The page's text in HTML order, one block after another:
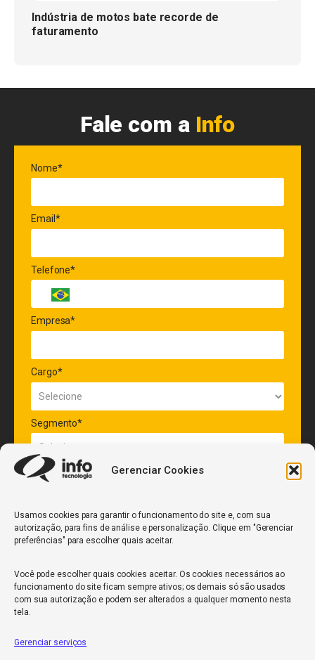
Gerenciar Cookies
Usamos cookies para garantir o funcionamento do site e, com sua
autorização, para fins de análise e personalização. Clique em "Gerenciar
preferências" para escolher quais aceitar.
Você pode escolher quais cookies aceitar. Os cookies necessários ao
funcionamento do site ficam sempre ativos; os demais só são usados
com sua autorização e podem ser alterados a qualquer momento nesta
tela.
Gerenciar serviços
Indústria de motos bate recorde de
faturamento
Fale com a Info
Nome*
Email*
Telefone*
Empresa*
Cargo*
Segmento*
Quantidade de veículos da frota*
ENVIAR